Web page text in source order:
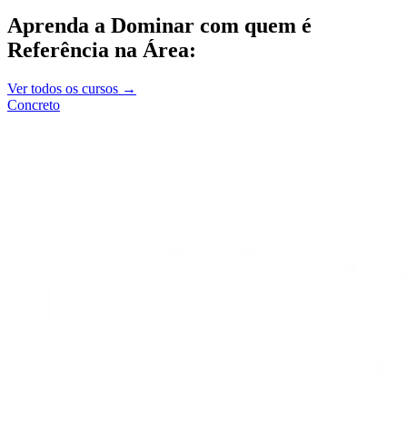
Aprenda a Dominar com quem é
Referência na Área:
Ver todos os cursos →
Concreto